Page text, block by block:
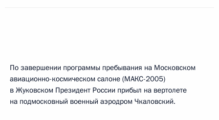
По завершении программы пребывания на Московском
авиационно-космическом салоне (МАКС-2005)
в Жуковском Президент России прибыл на вертолете
на подмосковный военный аэродром Чкаловский.